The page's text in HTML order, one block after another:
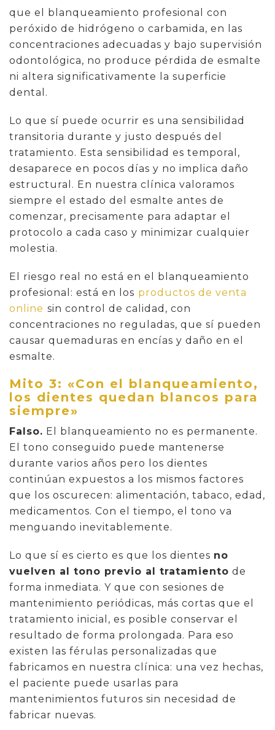
que el blanqueamiento profesional con
peróxido de hidrógeno o carbamida, en las
concentraciones adecuadas y bajo supervisión
odontológica, no produce pérdida de esmalte
ni altera significativamente la superficie
dental.
Lo que sí puede ocurrir es una sensibilidad
transitoria durante y justo después del
tratamiento. Esta sensibilidad es temporal,
desaparece en pocos días y no implica daño
estructural. En nuestra clínica valoramos
siempre el estado del esmalte antes de
comenzar, precisamente para adaptar el
protocolo a cada caso y minimizar cualquier
molestia.
El riesgo real no está en el blanqueamiento
profesional: está en los productos de venta
online sin control de calidad, con
concentraciones no reguladas, que sí pueden
causar quemaduras en encías y daño en el
esmalte.
Mito 3: «Con el blanqueamiento,
los dientes quedan blancos para
siempre»
Falso. El blanqueamiento no es permanente.
El tono conseguido puede mantenerse
durante varios años pero los dientes
continúan expuestos a los mismos factores
que los oscurecen: alimentación, tabaco, edad,
medicamentos. Con el tiempo, el tono va
menguando inevitablemente.
Lo que sí es cierto es que los dientes no
vuelven al tono previo al tratamiento de
forma inmediata. Y que con sesiones de
mantenimiento periódicas, más cortas que el
tratamiento inicial, es posible conservar el
resultado de forma prolongada. Para eso
existen las férulas personalizadas que
fabricamos en nuestra clínica: una vez hechas,
el paciente puede usarlas para
mantenimientos futuros sin necesidad de
fabricar nuevas.